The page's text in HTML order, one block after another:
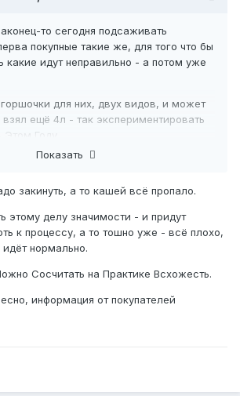
то сегодня подсаживать
покупные такие же, для того что бы
какие идут неправильно - а потом уже
для них, двух видов, и может
ещё 4л - так экспериментировать
Этом Году.
Показать
закинуть, а то кашей всё пропало.
этому делу значимости - и придут
к процессу, а то тошно уже - всё плохо,
нормально.
Сосчитать на Практике Всхожесть.
информация от покупателей